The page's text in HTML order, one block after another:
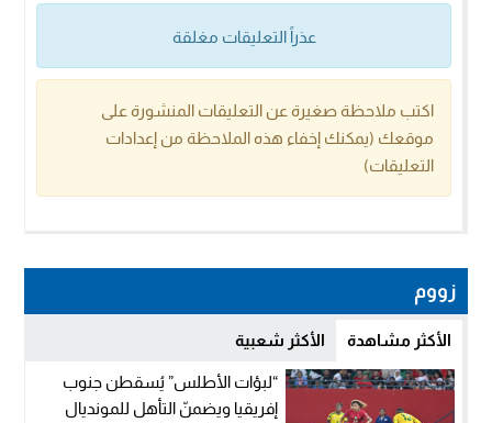
عذراً التعليقات مغلقة
اكتب ملاحظة صغيرة عن التعليقات المنشورة على
موقعك (يمكنك إخفاء هذه الملاحظة من إعدادات
التعليقات)
زووم
الأكثر مشاهدة الأكثر شعبية
“لبؤات الأطلس” يُسقطن جنوب
إفريقيا ويضمنّ التأهل للمونديال